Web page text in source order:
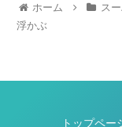
ホーム ス
浮かぶ
トップペー